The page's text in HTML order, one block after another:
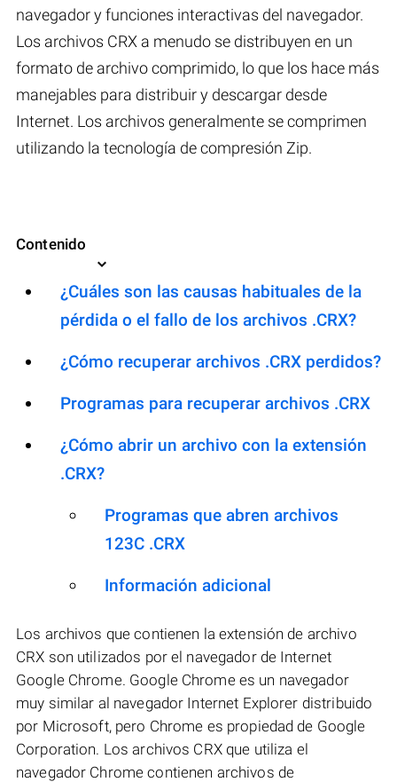
navegador y funciones interactivas del navegador.
Los archivos CRX a menudo se distribuyen en un
formato de archivo comprimido, lo que los hace más
manejables para distribuir y descargar desde
Internet. Los archivos generalmente se comprimen
utilizando la tecnología de compresión Zip.
Contenido
¿Cuáles son las causas habituales de la
pérdida o el fallo de los archivos .CRX?
¿Cómo recuperar archivos .CRX perdidos?
Programas para recuperar archivos .CRX
¿Cómo abrir un archivo con la extensión
.CRX?
Programas que abren archivos
123C .CRX
Información adicional
Los archivos que contienen la extensión de archivo
CRX son utilizados por el navegador de Internet
Google Chrome. Google Chrome es un navegador
muy similar al navegador Internet Explorer distribuido
por Microsoft, pero Chrome es propiedad de Google
Corporation. Los archivos CRX que utiliza el
navegador Chrome contienen archivos de